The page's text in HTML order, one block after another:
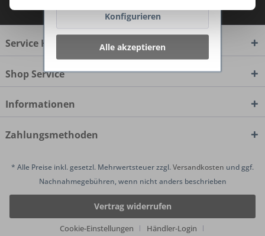
zur Kenntnis genommen.
Service Hotline
Shop Service
Informationen
Zahlungsmethoden
* Alle Preise inkl. gesetzl. Mehrwertsteuer zzgl.Versandkosten und ggf.
Nachnahmegebühren, wenn nicht anders beschrieben
Vertrag widerrufen
Cookie-Einstellungen
Händler-Login
Konfigurieren
Alle akzeptieren